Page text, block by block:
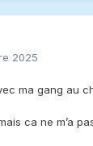
2025
ma gang au
ca ne m’a